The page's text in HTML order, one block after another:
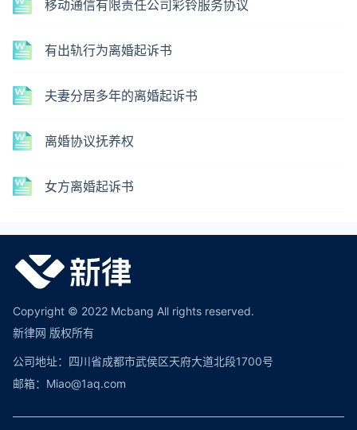
移动通信有限责任公司彩铃服务协议
有出轨行为离婚起诉书
夫妻分居多年的离婚起诉书
离婚协议抚养权
女方离婚起诉书
Copyright © 2022 Mcbang All rights reserved.
新律网 版权所有
公司地址：四川省成都市武侯区天府大道北段1700号
邮箱：Miao@1aq.com